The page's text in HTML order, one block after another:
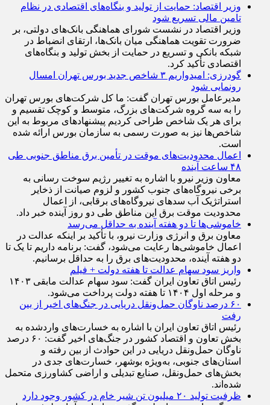
است.
وزیر اقتصاد: حمایت از تولید و بنگاه‌های اقتصادی در نظام
تامین مالی تسریع شود
وزیر اقتصاد در نشست شورای هماهنگی بانک‌های دولتی، بر
ضرورت تقویت هماهنگی میان بانک‌ها، ارتقای انضباط در
شبکه بانکی و تسریع در حمایت از بخش تولید و بنگاه‌های
اقتصادی تأکید کرد.
رونمایی شود
مدیرعامل بورس تهران گفت: ما کل شرکت‌های بورس تهران
را به سه گروه شرکت‌های بزرگ، متوسط و کوچک تقسیم و
برای هر یک شاخص طراحی کردیم پیشنهاد‌های مربوط به این
شاخص‌ها نیز به صورت رسمی به سازمان بورس ارائه شده
است.
اعمال محدودیت‌های موقت در تأمین برق مناطق جنوبی طی
۴۸ ساعت آینده
معاون وزیر نیرو با اشاره به تغییر رژیم سوخت رسانی به
برخی نیروگاه‌های جنوب کشور و لزوم صیانت از ذخایر
استراتژیک آب سد‌های نیروگاه‌های برقابی، از اعمال
محدودیت‌ موقت برق این مناطق طی دو روز آینده خبر داد.
خاموشی‌ها تا دو هفته آینده به حداقل می‌رسد
معاون برق و انرژی وزارت نیرو، با تأکید بر اینکه عدالت در
اعمال خاموشی‌ها رعایت می‌شود، گفت: برنامه داریم تا یک تا
دو هفته آینده، محدودیت‌های برق را به حداقل برسانیم.
واریز سود سهام عدالت تا هفته دولت + فیلم
و مرحله اول ۱۴۰۴ تا هفته دولت پرداخت می‌شود.
۶۰ درصد ناوگان حمل‌ونقل دریایی در جنگ‌های اخیر از بین
رفت
رئیس اتاق تعاون ایران با اشاره به خسارت‌های واردشده به
ناوگان حمل‌ونقل دریایی در این حوادث از بین رفته و
استان‌های جنوبی، به‌ویژه بوشهر، خسارت‌های جدی در
بخش‌های حمل‌ونقل، صنایع تبدیلی و اراضی کشاورزی متحمل
شده‌اند.